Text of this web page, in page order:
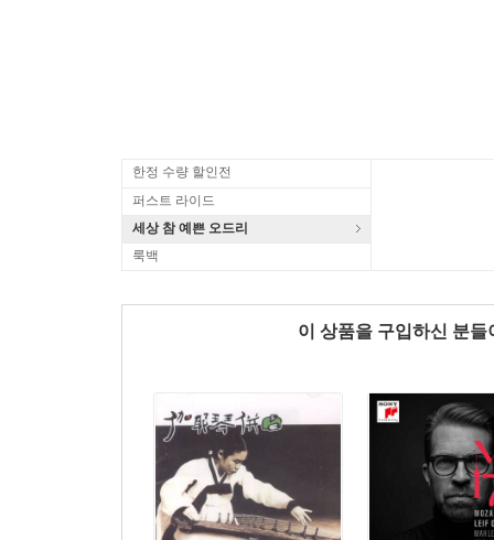
한정 수량 할인전
퍼스트 라이드
세상 참 예쁜 오드리
룩백
이 상품을 구입하신 분